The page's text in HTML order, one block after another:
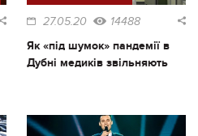
27.05.20 14488
Як «під шумок» пандемії в
Дубні медиків звільняють